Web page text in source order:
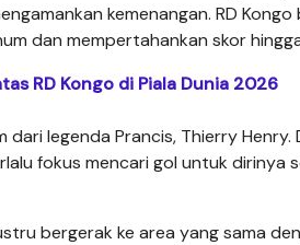
kemenangan. RD Kongo
dan mempertahankan skor
RD Kongo di Piala Dunia 2026
legenda Prancis, Thierry Henry.
fokus mencari gol untuk dirinya
bergerak ke area yang sama